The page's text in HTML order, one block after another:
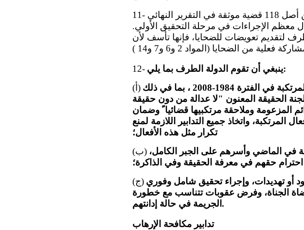
11- تشعر اللجنة بالقلق إزاء صدور إدانات في 12 قضية فقط من أصل 118 قضية موثقة في التقرير النهائي
يعود تاريخه إلى عام 2010، إذ لا تزال معظم الإجراءات في مرحلة التحقيق الأولي.
لتقديم تعويضات للضحايا، فإنها تأسف لأن
12-
ينبغي أن تقوم الدولة الطرف بما يلي:
(أ) ضمان المساءلة عن جميع انتهاكات حقوق الإنسان المرتكبة في الفترة 1984-2008 ، بما في ذلك
المزعومة وملاحقة مرتكبيها قضائيا ً وضمان
المرتكبة، واتخاذ جميع التدابير اللازمة لمنع
تكرار مثل هذه الأفعال؛
(ب) في الماضي وأسرهم على الجبر الكامل،
حقهم في معرفة الحقيقة وفي الذاكرة؛
(ج) أو تهديدات، وإجراء تحقيق شامل وفوري
الجناة، وفرض عقوبات تتناسب مع خطورة
الجريمة في حالة إدانتهم.
تدابير مكافحة الإرهاب